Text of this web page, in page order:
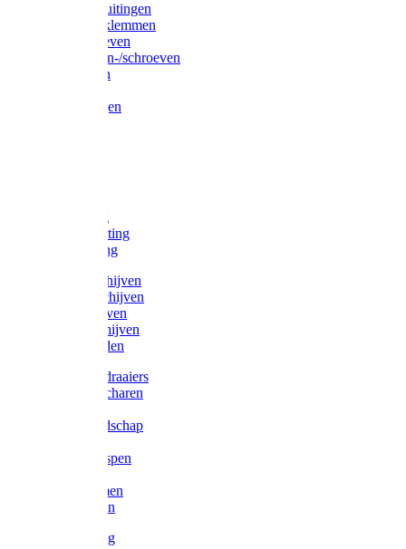
Harp-/D-sluitingen
Staaldraadklemmen
Spanschroeven
Ringmoeren-/schroeven
Puntkousen
Aanlegringen
Voetketting
Scheepsketting
Victorketting
Afbraamschijven
Doorslijpschijven
Lamelschijven
Diamantschijven
Laselektroden
Schroevendraaiers
Tangen / Scharen
Meetgereedschap
Vijlen / Raspen
Lijmklemmen
Waterpassen
Bouwbeslag